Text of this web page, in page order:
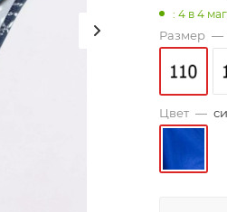
: 4 в 4
Размер —
Цвет —